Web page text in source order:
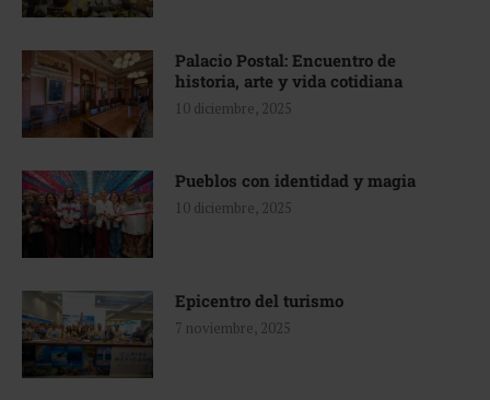
Palacio Postal: Encuentro de
historia, arte y vida cotidiana
10 diciembre, 2025
Pueblos con identidad y magia
10 diciembre, 2025
Epicentro del turismo
7 noviembre, 2025